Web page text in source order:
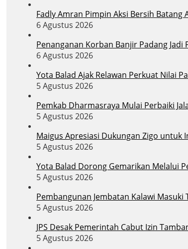
Fadly Amran Pimpin Aksi Bersih Batang
6 Agustus 2026
Penanganan Korban Banjir Padang
6 Agustus 2026
Yota Balad Ajak Relawan Perkuat Nilai
5 Agustus 2026
Pemkab Dharmasraya Mulai Perbaiki
5 Agustus 2026
Maigus Apresiasi Dukungan Zigo untuk
5 Agustus 2026
Yota Balad Dorong Gemarikan Melalui
5 Agustus 2026
Pembangunan Jembatan Kalawi Masuki
5 Agustus 2026
JPS Desak Pemerintah Cabut Izin
5 Agustus 2026